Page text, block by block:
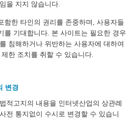
을 지지 않습니다.
함한 타인의 권리를 존중하며, 사용자들
를 기대합니다. 본 사이트는 필요한 경우
침해하거나 위반하는 사용자에 대하여
한 조치를 취할 수 있습니다.
변경
적고지의 내용을 인터넷산업의 상관례
전 통지없이 수시로 변경할 수 있습니